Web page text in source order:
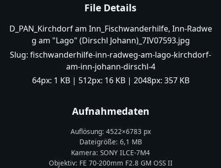
File Details
D_PAN_Kirchdorf am Inn_Fischwanderhilfe, Inn-Radwe
g am "Lago" (Dirschl Johann)_7IV07593.jpg
Slug: fischwanderhilfe-inn-radweg-am-lago-kirchdorf-
am-inn-johann-dirschl-4
64px: 1 KB| 512px: 16 KB| 2048px: 357 KB
Aufnahmedaten
Auflösung: 4522×6783 px
Dateigröße: 6,1 MB
Kamera: SONY ILCE-7M4
Objektiv: FE 70-200mm F2.8 GM OSS II